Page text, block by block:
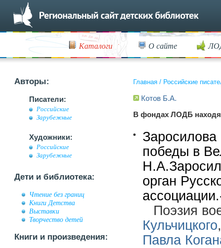
Каталоги О сайте
Авторы:
Писатели:
Российские
Зарубежные
Художники:
Российские
Зарубежные
Дети и библиотека:
Чтение без границ
Книги Детства
Выставки
Творчество детей
Книги и произведения:
Главная / Российские
Котов Б.А.
В фондах ЛОДБ
победы в
орган
Поэзия
Кульчицкого
Павла